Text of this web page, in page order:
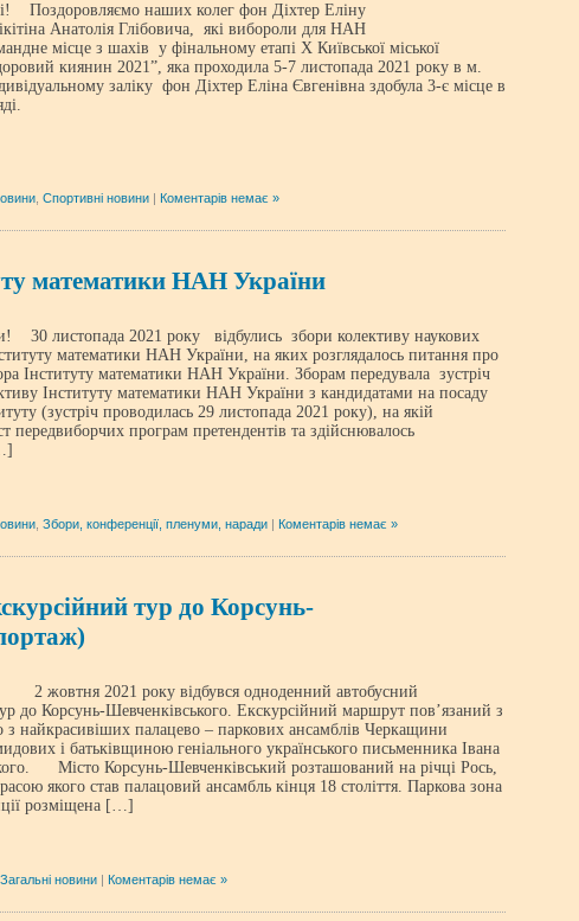
Поздоровляємо наших колег фон Діхтер Еліну
Анатолія Глібовича, які вибороли для НАН
місце з шахів у фінальному етапі Х Київської міської
киянин 2021”, яка проходила 5-7 листопада 2021 року в м.
заліку фон Діхтер Еліна Євгенівна здобула 3-є місце в
Спортивні новини | Коментарів немає »
математики НАН України
30 листопада 2021 року відбулись збори колективу наукових
математики НАН України, на яких розглядалось питання про
Інституту математики НАН України. Зборам передувала зустріч
Інституту математики НАН України з кандидатами на посаду
(зустріч проводилась 29 листопада 2021 року), на якій
передвиборчих програм претендентів та здійснювалось
Збори, конференції, пленуми, наради | Коментарів немає »
тур до Корсунь-
2 жовтня 2021 року відбувся одноденний автобусний
до Корсунь-Шевченківського. Екскурсійний маршрут пов’язаний з
з найкрасивіших палацево – паркових ансамблів Черкащини
і батьківщиною геніального українського письменника Івана
Місто Корсунь-Шевченківський розташований на річці Рось,
якого став палацовий ансамбль кінця 18 століття. Паркова зона
розміщена […]
Загальні новини | Коментарів немає »